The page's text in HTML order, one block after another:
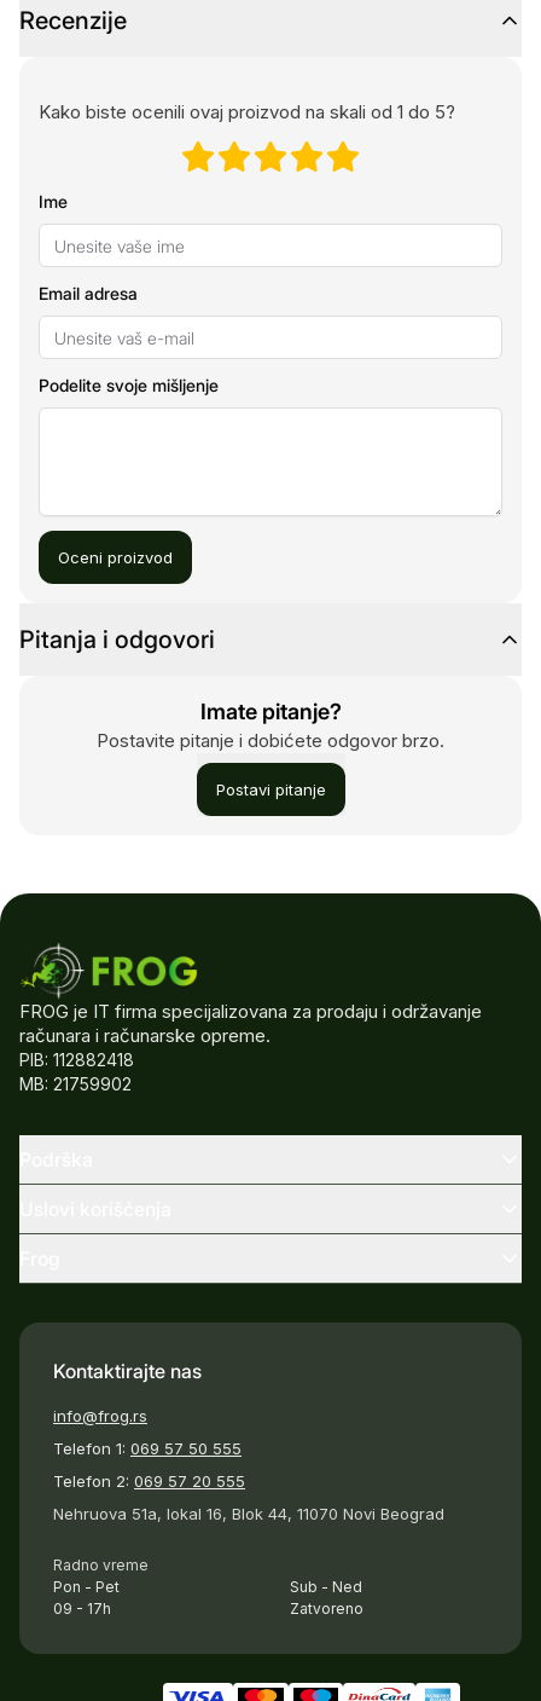
Recenzije
Kako biste ocenili ovaj proizvod na skali od 1 do 5?
Ime
Email adresa
Podelite svoje mišljenje
Oceni proizvod
Pitanja i odgovori
Imate pitanje?
Postavite pitanje i dobićete odgovor brzo.
Postavi pitanje
FROG je IT firma specijalizovana za prodaju i održavanje
računara i računarske opreme.
PIB: 112882418
MB: 21759902
Kontaktirajte nas
info@frog.rs
Telefon 1: 069 57 50 555
Telefon 2: 069 57 20 555
Nehruova 51a, lokal 16, Blok 44, 11070 Novi Beograd
Radno vreme
Pon - Pet
09 - 17h
Sub - Ned
Zatvoreno